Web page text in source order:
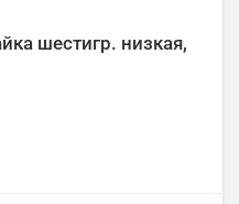
шестигр. низкая,